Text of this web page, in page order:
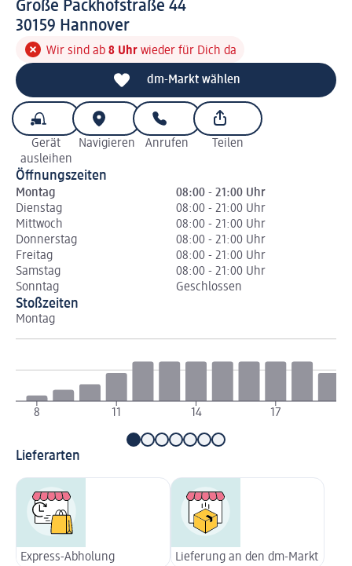
Große Packhofstraße 44
3 0 1 5 9
30159 Hannover
Wir sind ab 8 Uhr wieder für Dich da
dm-Markt wählen
Gerät
ausleihen
Navigieren Anrufen Teilen
Öffnungszeiten
Montag
08:00 - 21:00 Uhr
Dienstag
08:00 - 21:00 Uhr
Mittwoch
08:00 - 21:00 Uhr
Donnerstag
08:00 - 21:00 Uhr
Freitag
08:00 - 21:00 Uhr
Samstag
08:00 - 21:00 Uhr
Sonntag
Geschlossen
Stoßzeiten
Montag
8 11 14 17
Lieferarten
Express-Abholung Lieferung an den dm-Markt